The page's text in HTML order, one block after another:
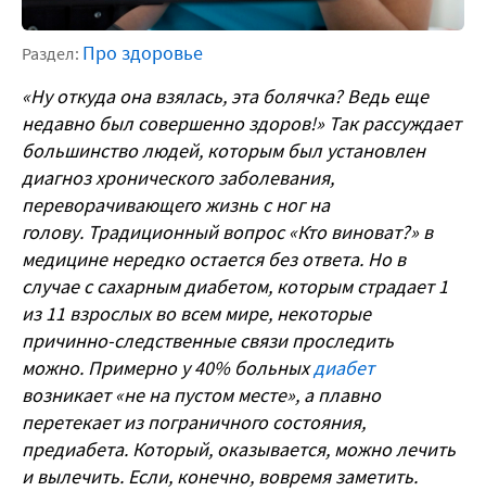
Раздел: Про здоровье
«Ну откуда она взялась, эта болячка? Ведь еще
недавно был совершенно здоров!» Так рассуждает
большинство людей, которым был установлен
диагноз хронического заболевания,
переворачивающего жизнь с ног на
голову. Традиционный вопрос «Кто виноват?» в
медицине нередко остается без ответа. Но в
случае с сахарным диабетом, которым страдает 1
из 11 взрослых во всем мире, некоторые
причинно-следственные связи проследить
можно. Примерно у 40% больныхдиабет
возникает «не на пустом месте», а плавно
перетекает из пограничного состояния,
предиабета. Который, оказывается, можно лечить
и вылечить. Если, конечно, вовремя заметить.